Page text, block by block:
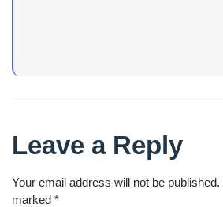
Leave a Reply
Your email address will not be published.
marked *